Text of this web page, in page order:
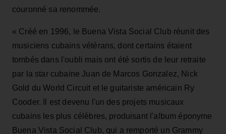
couronné sa renommée.
« Créé en 1996, le Buena Vista Social Club réunit des
musiciens cubains vétérans, dont certains étaient
tombés dans l'oubli mais ont été sortis de leur retraite
par la star cubaine Juan de Marcos Gonzalez, Nick
Gold du World Circuit et le guitariste américain Ry
Cooder. Il est devenu l'un des projets musicaux
cubains les plus célèbres, produisant l'album éponyme
Buena Vista Social Club, qui a remporté un Grammy